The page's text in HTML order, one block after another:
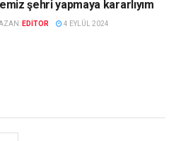
şehri yapmaya kararlıyım
EDITOR 4 EYLÜL 2024